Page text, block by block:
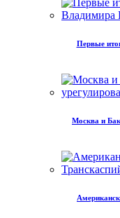
Первые
Москва и